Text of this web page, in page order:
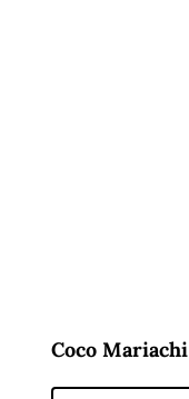
Coco Mariachi